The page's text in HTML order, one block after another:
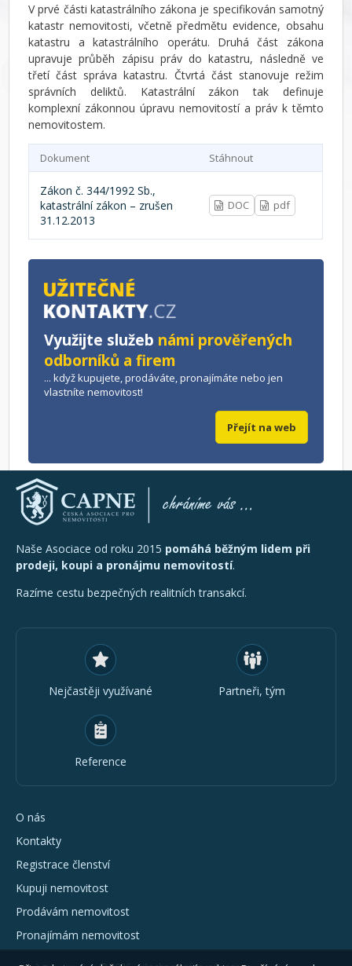
V prvé části katastrálního zákona je specifikován samotný
katastr nemovitosti, včetně předmětu evidence, obsahu
katastru a katastrálního operátu. Druhá část zákona
upravuje průběh zápisu práv do katastru, následně ve
třetí část správa katastru. Čtvrtá část stanovuje režim
správních deliktů. Katastrální zákon tak definuje
komplexní zákonnou úpravu nemovitostí a práv k těmto
nemovitostem.
Dokument Stáhnout
Zákon č. 344/1992 Sb.,
katastrální zákon – zrušen
31.12.2013
DOC pdf
Využijte služeb námi prověřených
odborníků a firem
... když kupujete, prodáváte, pronajímáte nebo jen
vlastníte nemovitost!
Přejít na web
Naše Asociace od roku 2015 pomáhá běžným lidem při
prodeji, koupi a pronájmu nemovitostí.
Razíme cestu bezpečných realitních transakcí.
Nejčastěji využívané Partneři, tým
Reference
O nás
Kontakty
Registrace členství
Kupuji nemovitost
Prodávám nemovitost
Pronajímám nemovitost